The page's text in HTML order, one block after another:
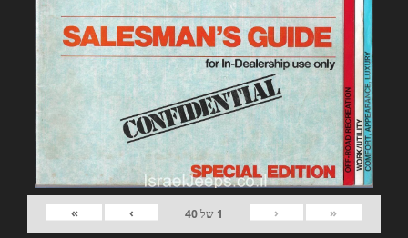
«
‹
1 של40
›
»